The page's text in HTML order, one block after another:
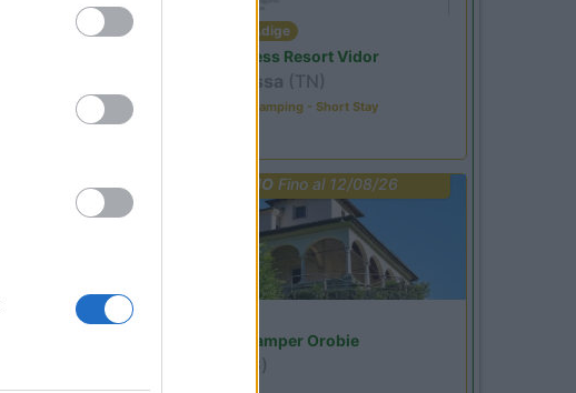
Trentino Alto Adige
Family Wellness Resort Vidor
Pozza di Fassa (TN)
Happy & Active Camping - Short Stay
PROMO Fino al 12/08/26
Area Sosta Camper Orobie
(BG)